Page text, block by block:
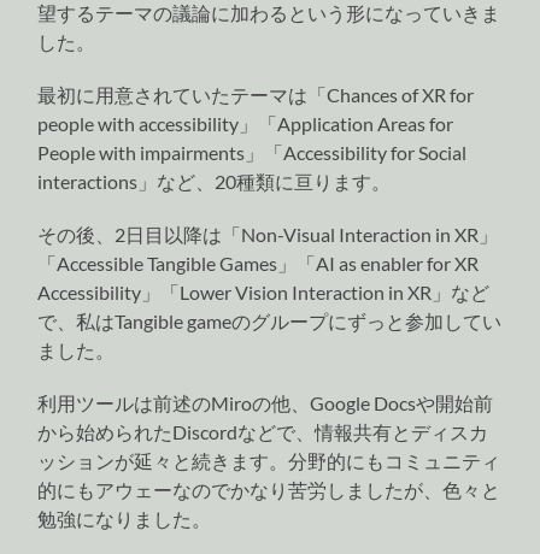
望するテーマの議論に加わるという形になっていきま
した。
最初に用意されていたテーマは「Chances of XR for
people with accessibility」「Application Areas for
People with impairments」「Accessibility for Social
interactions」など、20種類に亘ります。
その後、2日目以降は「Non-Visual Interaction in XR」
「Accessible Tangible Games」「AI as enabler for XR
Accessibility」「Lower Vision Interaction in XR」など
で、私はTangible gameのグループにずっと参加してい
ました。
利用ツールは前述のMiroの他、Google Docsや開始前
から始められたDiscordなどで、情報共有とディスカ
ッションが延々と続きます。分野的にもコミュニティ
的にもアウェーなのでかなり苦労しましたが、色々と
勉強になりました。